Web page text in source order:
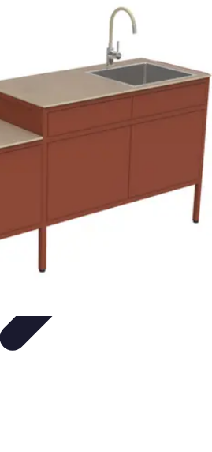
Urgences de